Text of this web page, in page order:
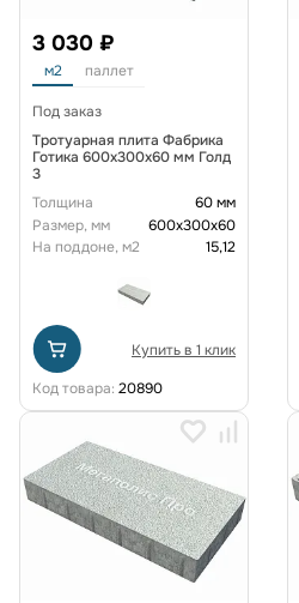
3 030 ₽
м2 паллет
Под заказ
Тротуарная плита Фабрика
Готика 600х300х60 мм Голд
3
Толщина
60 мм
Размер, мм
600х300х60
На поддоне, м2
15,12
Купить в 1 клик
Код товара: 20890